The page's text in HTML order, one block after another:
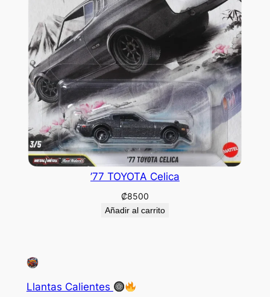
’77 TOYOTA Celica
₡8500
Añadir al carrito
Llantas Calientes